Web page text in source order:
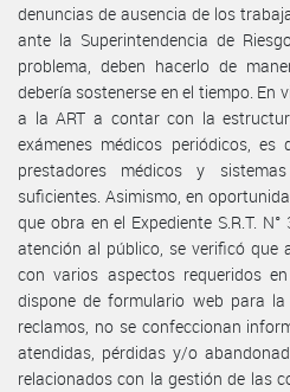
denuncias de ausencia de los
ante la Superintendencia de
problema, deben hacerlo de
debería sostenerse en el tiempo. En
a la ART a contar con la
exámenes médicos periódicos, es
prestadores médicos y
suficientes. Asimismo, en
que obra en el Expediente S.R.T.
atención al público, se verificó que
con varios aspectos requeridos
dispone de formulario web para
reclamos, no se confeccionan
atendidas, pérdidas y/o
relacionados con la gestión de las